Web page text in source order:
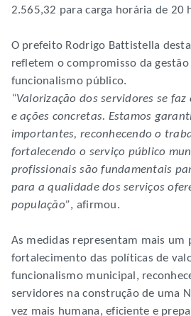
2.565,32 para carga horária de 20
O prefeito Rodrigo Battistella
refletem o compromisso da
funcionalismo público.
“Valorização dos servidores se
e ações concretas. Estamos
importantes, reconhecendo o
fortalecendo o serviço público
profissionais são fundamentais
para a qualidade dos serviços
população”, afirmou.
As medidas representam mais um
fortalecimento das políticas de
funcionalismo municipal,
servidores na construção de uma
vez mais humana, eficiente e